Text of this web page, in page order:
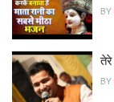
BY
BY